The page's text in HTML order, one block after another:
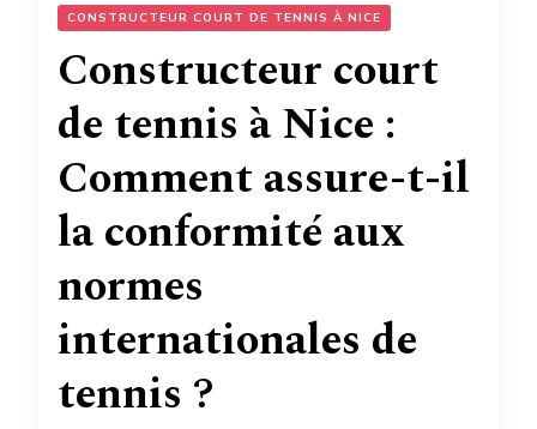
CONSTRUCTEUR COURT DE TENNIS À NICE
Constructeur court
de tennis à Nice :
Comment assure-t-il
la conformité aux
normes
internationales de
tennis ?